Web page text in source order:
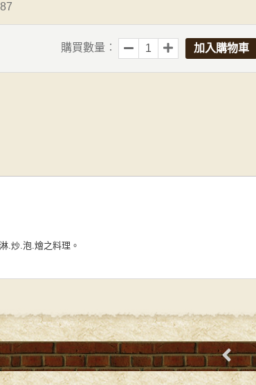
購買數量︰
.炒.泡.燴之料理。